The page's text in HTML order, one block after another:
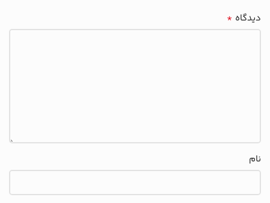
دیدگاه *
نام